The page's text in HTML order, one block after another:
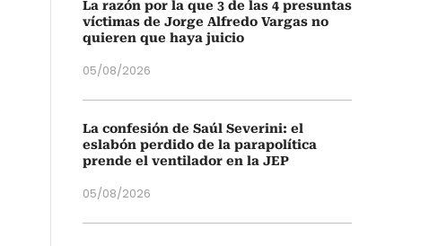
La razón por la que 3 de las 4 presuntas
víctimas de Jorge Alfredo Vargas no
quieren que haya juicio
05/08/2026
La confesión de Saúl Severini: el
eslabón perdido de la parapolítica
prende el ventilador en la JEP
05/08/2026